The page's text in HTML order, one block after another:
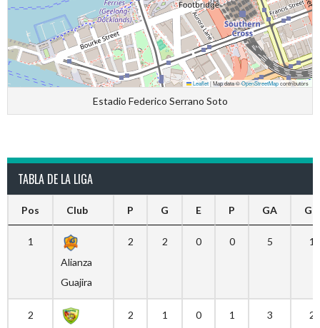
Leaflet|Map data ©OpenStreetMapcontributors
Estadio Federico Serrano Soto
TABLA DE LA LIGA
Pos Club P G E P GA GC
1
Alianza
Guajira
2 2 0 0 5 1
2
2 1 0 1 3 2